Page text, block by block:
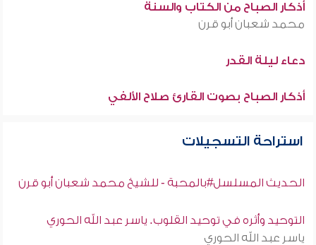
أذكار الصباح من الكتاب والسنة
محمد شعبان أبو قرن
دعاء ليلة القدر
أذكار الصباح بصوت القارئ صلاح الألفي
استراحة التسجيلات
الحديث المسلسل#بالمحبة - للشيخ محمد شعبان أبو قرن
التوحيد وأثره في توحيد القلوب. ياسر عبد الله الحوري
ياسر عبد الله الحوري